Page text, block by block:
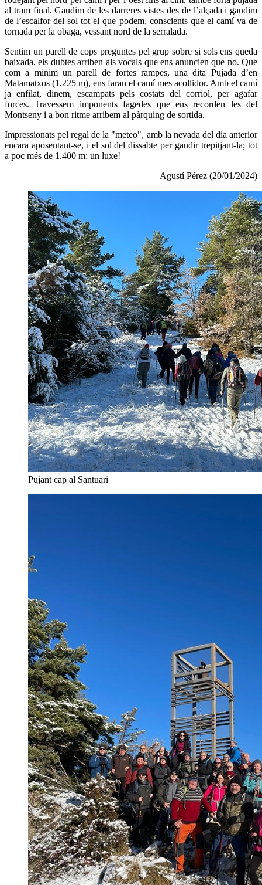
al tram final. Gaudim de les darreres vistes des de l’alçada i gaudim
de l’escalfor del sol tot el que podem, conscients que el camí va de
tornada per la obaga, vessant nord de la serralada.
Sentim un parell de cops preguntes pel grup sobre si sols ens queda
baixada, els dubtes arriben als vocals que ens anuncien que no. Que
com a mínim un parell de fortes rampes, una dita Pujada d’en
Matamatxos (1.225 m), ens faran el camí mes acollidor. Amb el camí
ja enfilat, dinem, escampats pels costats del corriol, per agafar
forces. Travessem imponents fagedes que ens recorden les del
Montseny i a bon ritme arribem al pàrquing de sortida.
Impressionats pel regal de la "meteo", amb la nevada del dia anterior
encara aposentant-se, i el sol del dissabte per gaudir trepitjant-la; tot
a poc més de 1.400 m; un luxe!
Agustí Pérez (20/01/2024)
Pujant cap al Santuari